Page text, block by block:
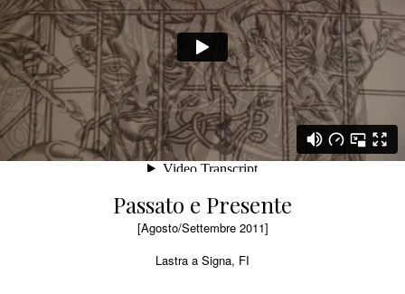
Passato e Presente
[Agosto/Settembre 2011]
Lastra a Signa, FI